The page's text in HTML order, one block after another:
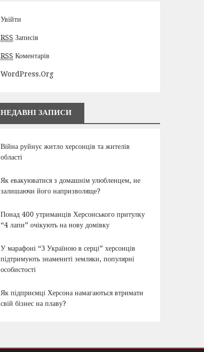
Увійти
RSS Записів
RSS Коментарів
WordPress.org
НЕДАВНІ ЗАПИСИ
Війна руйнує житло херсонців та жителів
області
Як евакуюватися з домашнім улюбленцем, не
залишаючи його напризволяще?
Понад 400 утриманців Херсонського притулку
“4 лапи” очікують на нову домівку
У марафоні “З Україною в серці” херсонців
підтримують знамениті земляки, популярні
особистості
Як підприємці Херсона намагаються втримати
свій бізнес на плаву?